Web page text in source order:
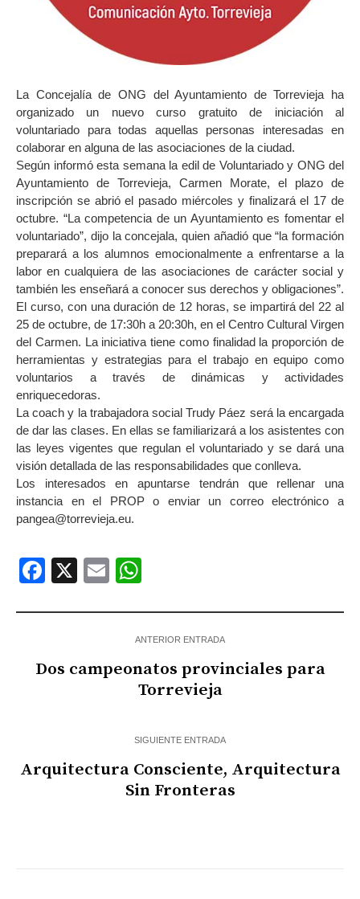
La Concejalía de ONG del Ayuntamiento de Torrevieja ha
organizado un nuevo curso gratuito de iniciación al
voluntariado para todas aquellas personas interesadas en
colaborar en alguna de las asociaciones de la ciudad.
Según informó esta semana la edil de Voluntariado y ONG del
Ayuntamiento de Torrevieja, Carmen Morate, el plazo de
inscripción se abrió el pasado miércoles y finalizará el 17 de
octubre. “La competencia de un Ayuntamiento es fomentar el
voluntariado”, dijo la concejala, quien añadió que “la formación
preparará a los alumnos emocionalmente a enfrentarse a la
labor en cualquiera de las asociaciones de carácter social y
también les enseñará a conocer sus derechos y obligaciones”.
El curso, con una duración de 12 horas, se impartirá del 22 al
25 de octubre, de 17:30h a 20:30h, en el Centro Cultural Virgen
del Carmen. La iniciativa tiene como finalidad la proporción de
herramientas y estrategias para el trabajo en equipo como
voluntarios a través de dinámicas y actividades
enriquecedoras.
La coach y la trabajadora social Trudy Páez será la encargada
de dar las clases. En ellas se familiarizará a los asistentes con
las leyes vigentes que regulan el voluntariado y se dará una
visión detallada de las responsabilidades que conlleva.
Los interesados en apuntarse tendrán que rellenar una
instancia en el PROP o enviar un correo electrónico a
pangea@torrevieja.eu.
Facebook
X Email
ANTERIOR ENTRADA
Dos campeonatos provinciales para
Torrevieja
SIGUIENTE ENTRADA
Arquitectura Consciente, Arquitectura
Sin Fronteras